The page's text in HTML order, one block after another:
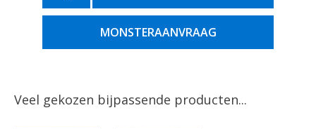
MONSTERAANVRAAG
Veel gekozen bijpassende producten...